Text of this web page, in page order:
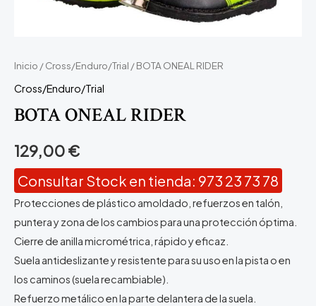
Inicio /Cross/Enduro/Trial / BOTA ONEAL RIDER
Cross/Enduro/Trial
BOTA ONEAL RIDER
129,00€
Consultar Stock en tienda: 973 23 73 78
Protecciones de plástico amoldado, refuerzos en talón,
puntera y zona de los cambios para una protección óptima.
Cierre de anilla micrométrica, rápido y eficaz.
Suela antideslizante y resistente para su uso en la pista o en
los caminos (suela recambiable).
Refuerzo metálico en la parte delantera de la suela.